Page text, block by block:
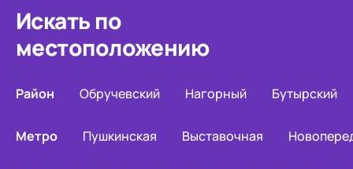
Искать по
местоположению
Район Обручевский Нагорный Бутырский
Метро Пушкинская Выставочная